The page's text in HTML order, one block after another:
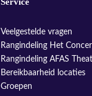
Veelgestelde vragen
Rangindeling Het
Rangindeling AFAS
Bereikbaarheid locaties
Groepen